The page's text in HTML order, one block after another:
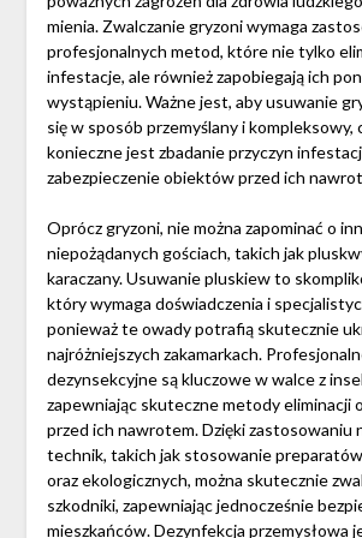
mienia. Zwalczanie gryzoni wymaga
profesjonalnych metod, które nie tylko
infestacje, ale również zapobiegają ich
wystąpieniu. Ważne jest, aby usuwanie
się w sposób przemyślany i kompleksowy,
konieczne jest zbadanie przyczyn
zabezpieczenie obiektów przed ich
Oprócz gryzoni, nie można zapominać o
niepożądanych gościach, takich jak
karaczany. Usuwanie pluskiew to
który wymaga doświadczenia i
ponieważ te owady potrafią skutecznie
najróżniejszych zakamarkach.
dezynsekcyjne są kluczowe w walce z
zapewniając skuteczne metody eliminacji
przed ich nawrotem. Dzięki zastosowaniu
technik, takich jak stosowanie
oraz ekologicznych, można skutecznie
szkodniki, zapewniając jednocześnie
mieszkańców. Dezynfekcja przemysłowa